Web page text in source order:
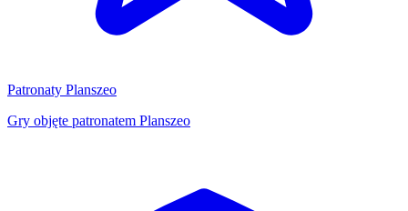
Patronaty Planszeo
Gry objęte patronatem Planszeo